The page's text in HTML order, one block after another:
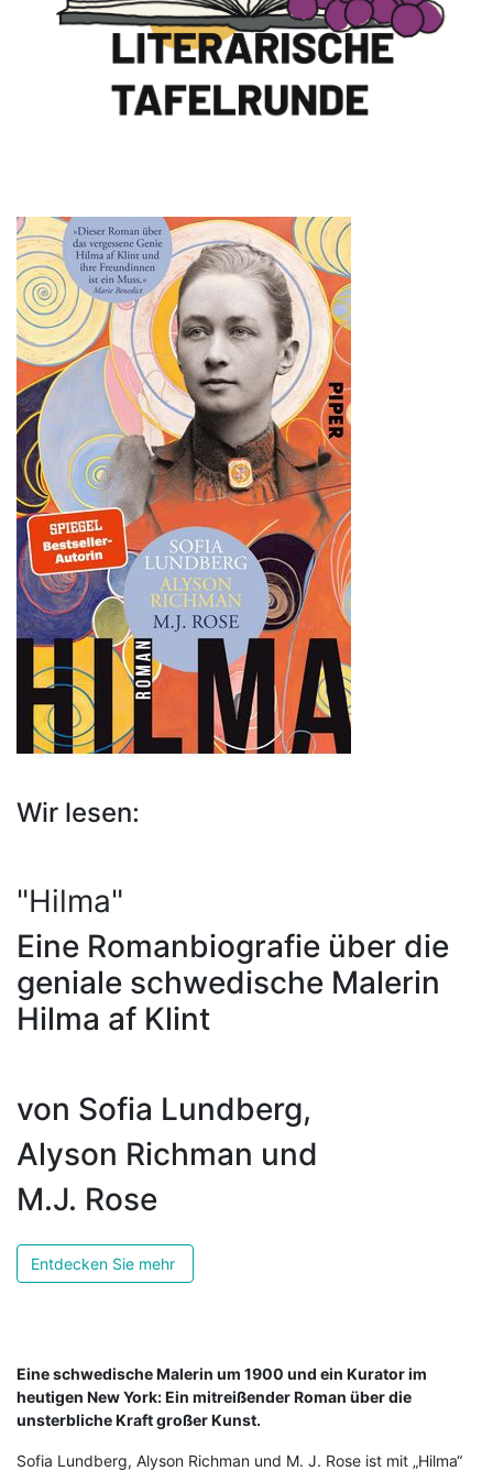
Wir lesen:
"Hilma"
Eine Romanbiografie über die
geniale schwedische Malerin
Hilma af Klint
von Sofia Lundberg,
Alyson Richman und
M.J. Rose
Entdecken Sie mehr
Eine schwedische Malerin um 1900 und ein Kurator im
heutigen New York: Ein mitreißender Roman über die
unsterbliche Kraft großer Kunst.
Sofia Lundberg, Alyson Richman und M. J. Rose ist mit „Hilma“